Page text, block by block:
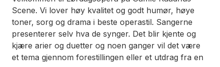
Scene. Vi lover høy kvalitet og godt humør, høye
toner, sorg og drama i beste operastil. Sangerne
presenterer selv hva de synger. Det blir kjente og
kjære arier og duetter og noen ganger vil det være
et tema gjennom forestillingen eller et utdrag fra en